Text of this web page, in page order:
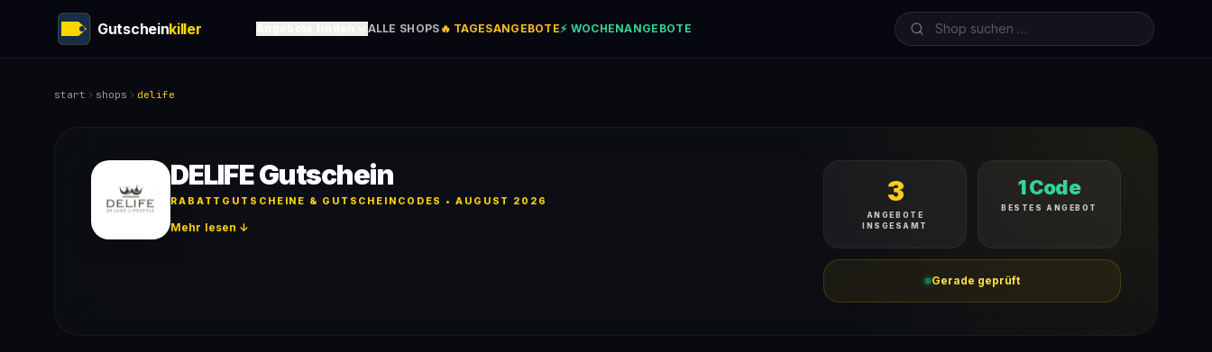
Gutscheinkiller ALLE SHOPS 🔥 TAGESANGEBOTE⚡ WOCHENANGEBOTE
start shops delife
DELIFE Gutschein
RABATTGUTSCHEINE & GUTSCHEINCODES • AUGUST 2026
Mehr lesen ↓
3
ANGEBOTE
INSGESAMT
1 Code
BESTES ANGEBOT
Gerade geprüft